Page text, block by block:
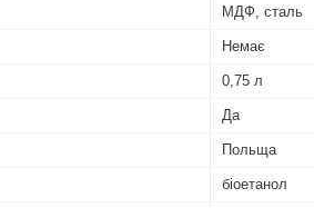
МДФ, сталь
Немає
0,75 л
Да
Польща
біоетанол